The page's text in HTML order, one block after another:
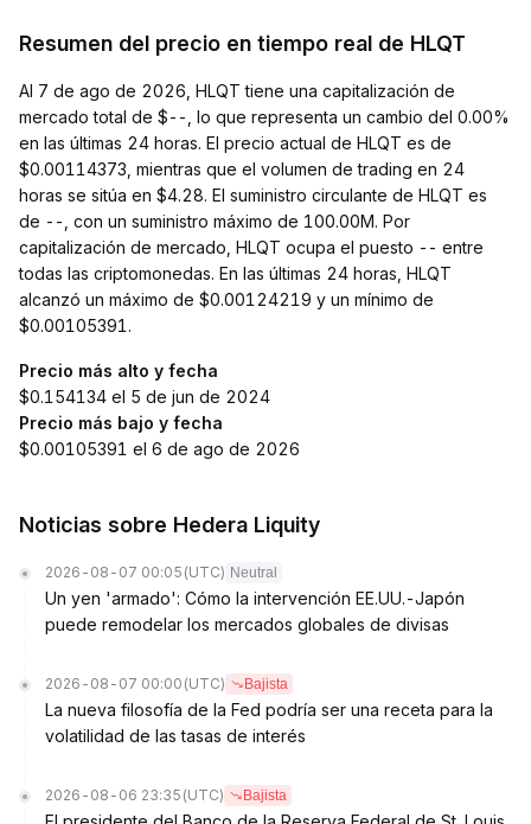
Resumen del precio en tiempo real de HLQT
Al 7 de ago de 2026, HLQT tiene una capitalización de
mercado total de $--, lo que representa un cambio del 0.00%
en las últimas 24 horas. El precio actual de HLQT es de
$0.00114373, mientras que el volumen de trading en 24
horas se sitúa en $4.28. El suministro circulante de HLQT es
de --, con un suministro máximo de 100.00M. Por
capitalización de mercado, HLQT ocupa el puesto -- entre
todas las criptomonedas. En las últimas 24 horas, HLQT
alcanzó un máximo de $0.00124219 y un mínimo de
$0.00105391.
Precio más alto y fecha
$0.154134 el 5 de jun de 2024
Precio más bajo y fecha
$0.00105391 el 6 de ago de 2026
Noticias sobre Hedera Liquity
2026-08-07 00:05 (UTC) Neutral
Un yen 'armado': Cómo la intervención EE.UU.-Japón
puede remodelar los mercados globales de divisas
2026-08-07 00:00 (UTC) Bajista
La nueva filosofía de la Fed podría ser una receta para la
volatilidad de las tasas de interés
2026-08-06 23:35 (UTC) Bajista